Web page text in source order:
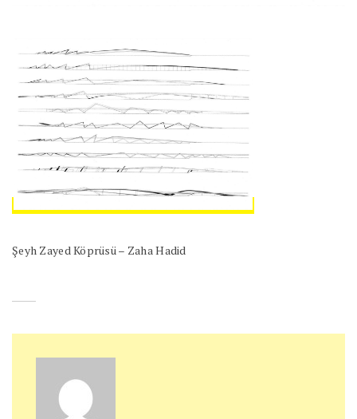
Şeyh Zayed Köprüsü – Zaha Hadid